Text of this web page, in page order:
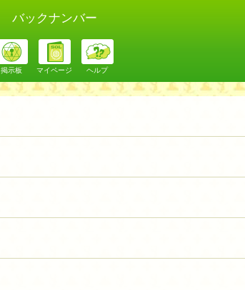
バックナンバー
掲示板 マイページ ヘルプ